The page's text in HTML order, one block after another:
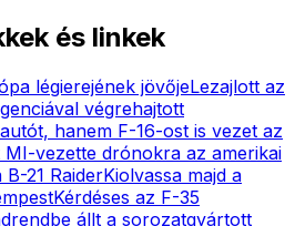
és linkek
légierejének jövőjeLezajlott az
végrehajtott
hanem F-16-ost is vezet az
vezette drónokra az amerikai
21 RaiderKiolvassa majd a
Kérdéses az F-35
állt a sorozatgyártott